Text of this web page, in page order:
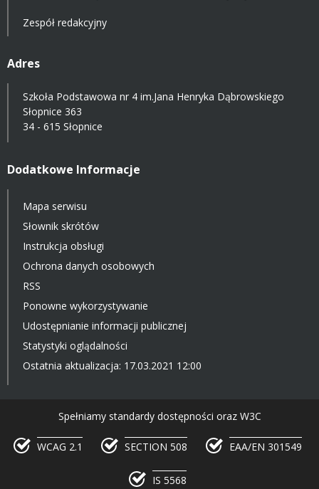
Zespół redakcyjny
Adres
Szkoła Podstawowa nr 4 im.Jana Henryka Dąbrowskiego
Słopnice 363
34 - 615 Słopnice
Dodatkowe Informacje
Mapa serwisu
Słownik skrótów
Instrukcja obsługi
Ochrona danych osobowych
RSS
Ponowne wykorzystywanie
Udostępnianie informacji publicznej
Statystyki oglądalności
Ostatnia aktualizacja: 17.03.2021 12:00
Spełniamy standardy dostępności oraz W3C
WCAG 2.1 SECTION 508 EAA/EN 301549
IS 5568